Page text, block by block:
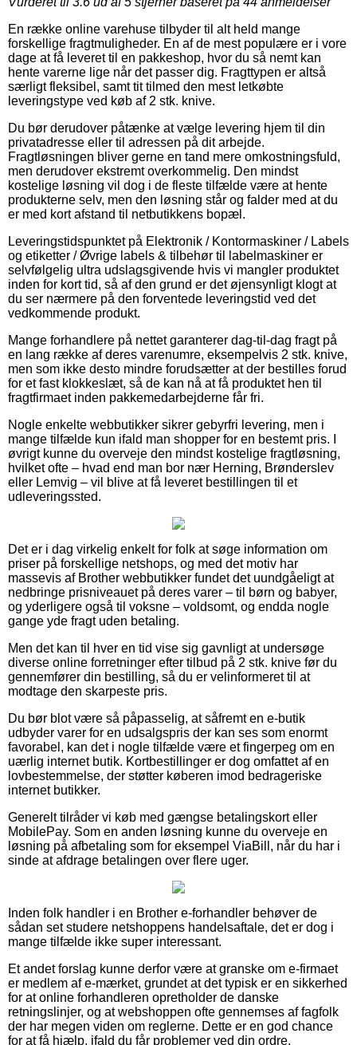
En række online varehuse tilbyder til alt held mange
forskellige fragtmuligheder. En af de mest populære er i vore
dage at få leveret til en pakkeshop, hvor du så nemt kan
hente varerne lige når det passer dig. Fragttypen er altså
særligt fleksibel, samt tit tilmed den mest letkøbte
leveringstype ved køb af 2 stk. knive.
Du bør derudover påtænke at vælge levering hjem til din
privatadresse eller til adressen på dit arbejde.
Fragtløsningen bliver gerne en tand mere omkostningsfuld,
men derudover ekstremt overkommelig. Den mindst
kostelige løsning vil dog i de fleste tilfælde være at hente
produkterne selv, men den løsning står og falder med at du
er med kort afstand til netbutikkens bopæl.
Leveringstidspunktet på Elektronik / Kontormaskiner / Labels
og etiketter / Øvrige labels & tilbehør til labelmaskiner er
selvfølgelig ultra udslagsgivende hvis vi mangler produktet
inden for kort tid, så af den grund er det øjensynligt klogt at
du ser nærmere på den forventede leveringstid ved det
vedkommende produkt.
Mange forhandlere på nettet garanterer dag-til-dag fragt på
en lang række af deres varenumre, eksempelvis 2 stk. knive,
men som ikke desto mindre forudsætter at der bestilles forud
for et fast klokkeslæt, så de kan nå at få produktet hen til
fragtfirmaet inden pakkemedarbejderne får fri.
Nogle enkelte webbutikker sikrer gebyrfri levering, men i
mange tilfælde kun ifald man shopper for en bestemt pris. I
øvrigt kunne du overveje den mindst kostelige fragtløsning,
hvilket ofte – hvad end man bor nær Herning, Brønderslev
eller Lemvig – vil blive at få leveret bestillingen til et
udleveringssted.
Det er i dag virkelig enkelt for folk at søge information om
priser på forskellige netshops, og med det motiv har
massevis af Brother webbutikker fundet det uundgåeligt at
nedbringe prisniveauet på deres varer – til børn og babyer,
og yderligere også til voksne – voldsomt, og endda nogle
gange yde fragt uden betaling.
Men det kan til hver en tid vise sig gavnligt at undersøge
diverse online forretninger efter tilbud på 2 stk. knive før du
gennemfører din bestilling, så du er velinformeret til at
modtage den skarpeste pris.
Du bør blot være så påpasselig, at såfremt en e-butik
udbyder varer for en udsalgspris der kan ses som enormt
favorabel, kan det i nogle tilfælde være et fingerpeg om en
uærlig internet butik. Kortbestillinger er dog omfattet af en
lovbestemmelse, der støtter køberen imod bedrageriske
internet butikker.
Generelt tilråder vi køb med gængse betalingskort eller
MobilePay. Som en anden løsning kunne du overveje en
løsning på afbetaling som for eksempel ViaBill, når du har i
sinde at afdrage betalingen over flere uger.
Inden folk handler i en Brother e-forhandler behøver de
sådan set studere netshoppens handelsaftale, det er dog i
mange tilfælde ikke super interessant.
Et andet forslag kunne derfor være at granske om e-firmaet
er medlem af e-mærket, grundet at det typisk er en sikkerhed
for at online forhandleren opretholder de danske
retningslinjer, og at webshoppen ofte gennemses af fagfolk
der har megen viden om reglerne. Dette er en god chance
for at få hjælp, ifald du får problemer ved din ordre.